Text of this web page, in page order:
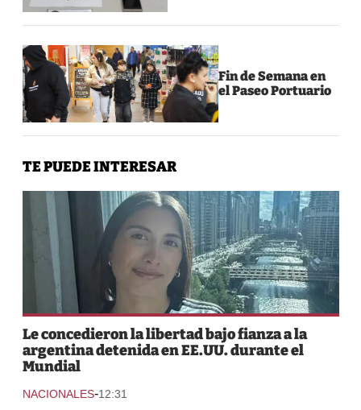
Fin de Semana en
el Paseo Portuario
TE PUEDE INTERESAR
Le concedieron la libertad bajo fianza a la
argentina detenida en EE.UU. durante el
Mundial
NACIONALES-12:31